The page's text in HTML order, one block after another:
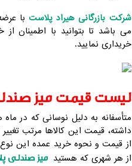
شرکت بازرگانی هیراد پلاستبا
می باشد تا بتوانید با اطمینان
خریداری نمایید.
لیست قیمت میز
متأسفانه به دلیل نوسانی که در
داشته، قیمت این کالاها مرتب
از قیمت و نحوه خرید عمده این نوع
از هر شهری که هستید میز صندلی